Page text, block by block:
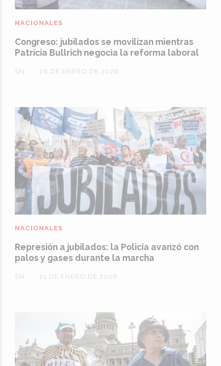
Congreso: jubilados se movilizan mientras
Patricia Bullrich negocia la reforma laboral
SN
NACIONALES
28 DE ENERO DE 2026
Represión a jubilados: la Policía avanzó con
palos y gases durante la marcha
SN
NACIONALES
21 DE ENERO DE 2026